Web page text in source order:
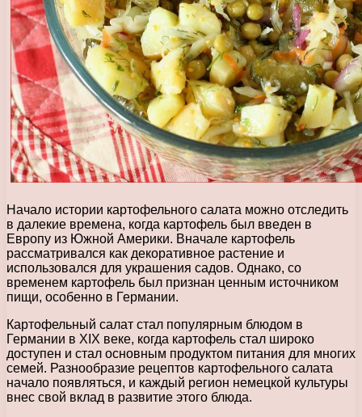
Начало истории картофельного салата можно отследить
в далекие времена, когда картофель был введен в
Европу из Южной Америки. Вначале картофель
рассматривался как декоративное растение и
использовался для украшения садов. Однако, со
временем картофель был признан ценным источником
пищи, особенно в Германии.
Картофельный салат стал популярным блюдом в
Германии в XIX веке, когда картофель стал широко
доступен и стал основным продуктом питания для многих
семей. Разнообразие рецептов картофельного салата
начало появляться, и каждый регион немецкой культуры
внес свой вклад в развитие этого блюда.